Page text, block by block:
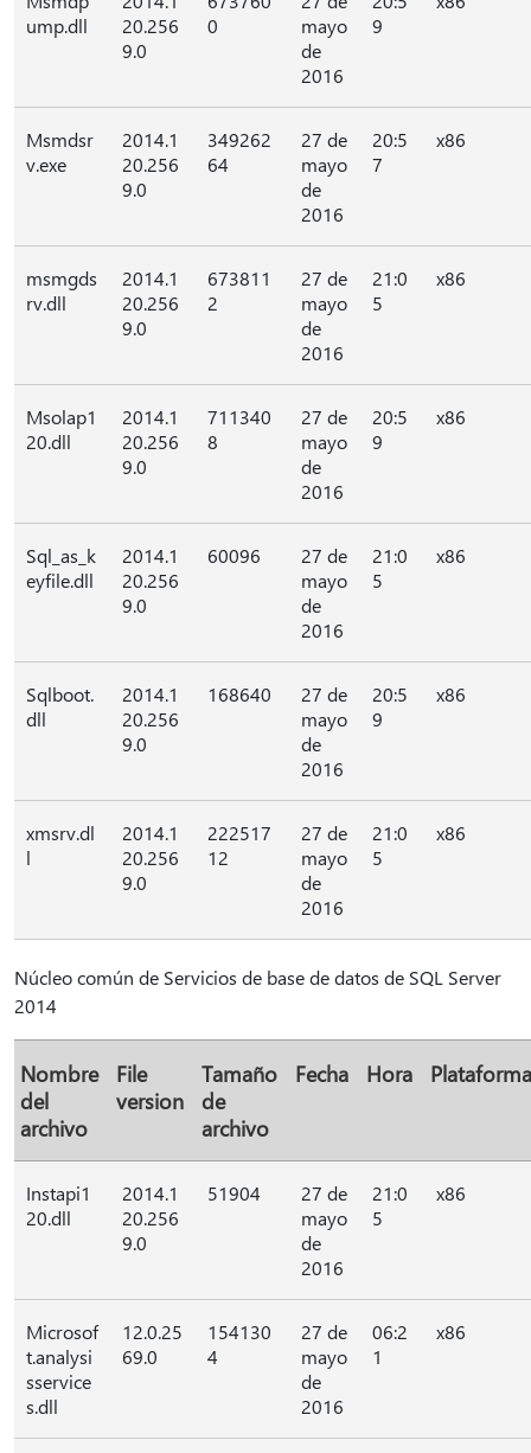
ump.dll
20.256
9.0
0
mayo
de
2016
9
Msmdsr
v.exe
2014.1
20.256
9.0
349262
64
27 de
mayo
de
2016
20:5
7
x86
msmgds
rv.dll
2014.1
20.256
9.0
673811
2
27 de
mayo
de
2016
21:0
5
x86
Msolap1
20.dll
2014.1
20.256
9.0
711340
8
27 de
mayo
de
2016
20:5
9
x86
Sql_as_k
eyfile.dll
2014.1
20.256
9.0
60096
27 de
mayo
de
2016
21:0
5
x86
Sqlboot.
dll
2014.1
20.256
9.0
168640
27 de
mayo
de
2016
20:5
9
x86
xmsrv.dl
l
2014.1
20.256
9.0
222517
12
27 de
mayo
de
2016
21:0
5
x86
Núcleo común de Servicios de base de datos de SQL Server
2014
Nombre
del
archivo
File
version
Tamaño
de
archivo
Fecha Hora Plataforma
Instapi1
20.dll
2014.1
20.256
9.0
51904
27 de
mayo
de
2016
21:0
5
x86
Microsof
t.analysi
sservice
s.dll
12.0.25
69.0
154130
4
27 de
mayo
de
2016
06:2
1
x86